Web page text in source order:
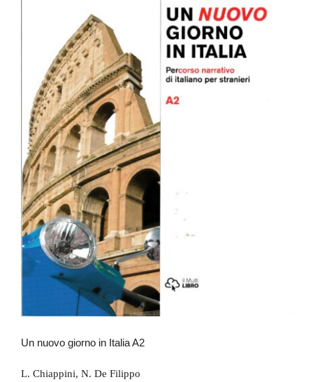
Un nuovo giorno in Italia A2
Un nuovo giorno in Italia A2
L. Chiappini, N. De Filippo